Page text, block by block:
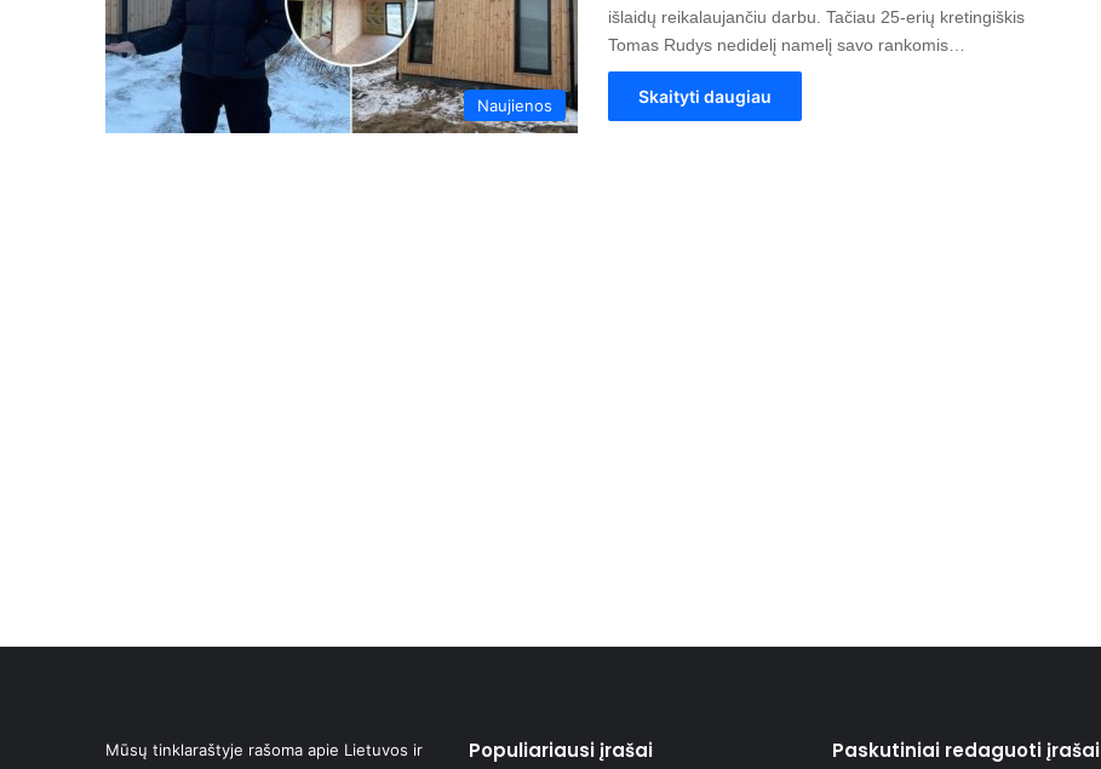
Naujienos
išlaidų reikalaujančiu darbu. Tačiau 25-erių kretingiškis
Tomas Rudys nedidelį namelį savo rankomis…
Skaityti daugiau
Mūsų tinklaraštyje rašoma apie Lietuvos ir
Populiariausi įrašai Paskutiniai redaguoti įrašai